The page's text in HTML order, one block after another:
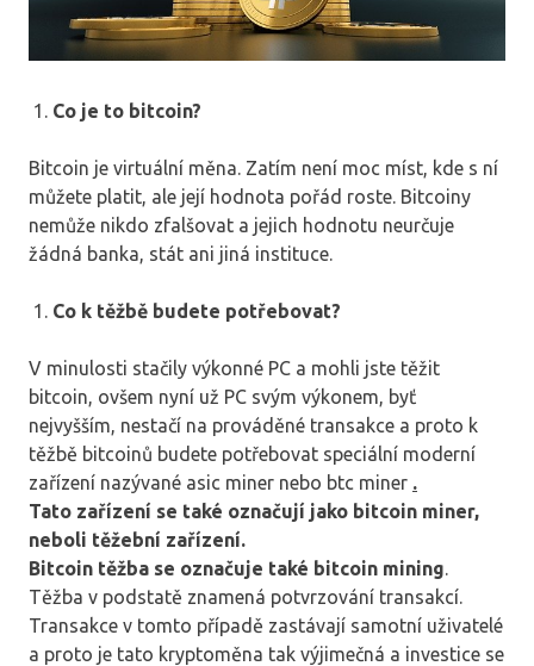
Co je to bitcoin?
Bitcoin je virtuální měna. Zatím není moc míst, kde s ní
můžete platit, ale její hodnota pořád roste. Bitcoiny
nemůže nikdo zfalšovat a jejich hodnotu neurčuje
žádná banka, stát ani jiná instituce.
Co k těžbě budete potřebovat?
V minulosti stačily výkonné PC a mohli jste těžit
bitcoin, ovšem nyní už PC svým výkonem, byť
nejvyšším, nestačí na prováděné transakce a proto k
těžbě bitcoinů budete potřebovat speciální moderní
zařízení nazývané asic miner nebo btc miner .
Tato zařízení se také označují jako bitcoin miner,
neboli těžební zařízení.
Bitcoin těžba se označuje také bitcoin mining.
Těžba v podstatě znamená potvrzování transakcí.
Transakce v tomto případě zastávají samotní uživatelé
a proto je tato kryptoměna tak výjimečná a investice se